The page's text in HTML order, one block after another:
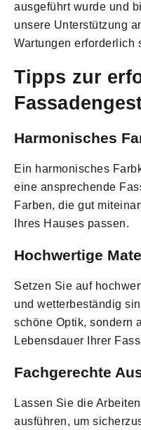
ausgeführt wurde und
unsere Unterstützung
Wartungen erforderlich
Tipps zur
Harmonisches
Ein harmonisches
eine ansprechende
Farben, die gut
Ihres Hauses passen.
Hochwertige
Setzen Sie auf
und wetterbeständig
schöne Optik, sondern
Lebensdauer Ihrer
Fachgerechte
Lassen Sie die
ausführen, um